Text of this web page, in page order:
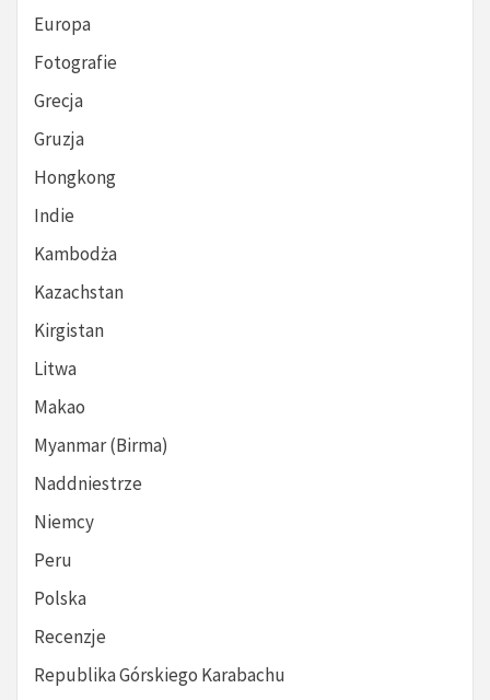
Europa
Fotografie
Grecja
Gruzja
Hongkong
Indie
Kambodża
Kazachstan
Kirgistan
Litwa
Makao
Myanmar (Birma)
Naddniestrze
Niemcy
Peru
Polska
Recenzje
Republika Górskiego Karabachu